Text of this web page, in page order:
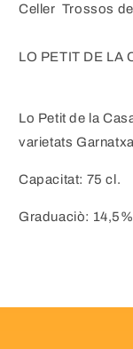
Celler Trossos
LO PETIT DE LA
Lo Petit de la
varietats
Capacitat: 75 cl.
Graduaciò: 14,5%